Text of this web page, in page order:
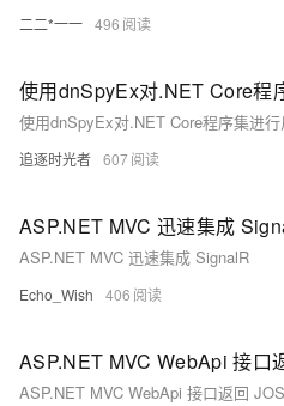
二二*一一 496
使用dnSpyEx对.NET Core程序集进
追逐时光者 607
ASP.NET MVC 迅速集成
ASP.NET MVC 迅速集成 SignalR
Echo_Wish 406
ASP.NET MVC WebApi 接口返回